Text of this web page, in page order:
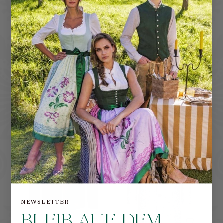
Dazu
PASSEND
−31% SALE
NEWSLETTER